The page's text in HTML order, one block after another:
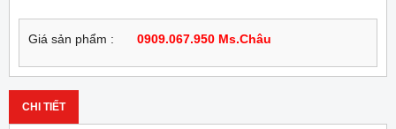
Giá sản phẩm : 0909.067.950 Ms.Châu
CHI TIẾT